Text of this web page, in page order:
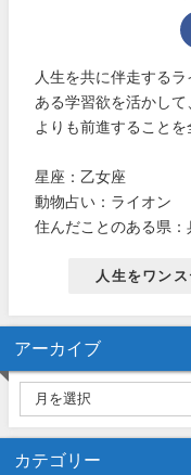
人生を共に伴走する
ある学習欲を活かし
よりも前進することを
星座：乙女座
動物占い：ライオン
住んだことのある県
人生をワン
アーカイブ
カテゴリー